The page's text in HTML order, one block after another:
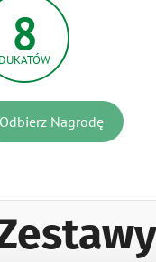
8
DUKATÓW
Odbierz Nagrodę